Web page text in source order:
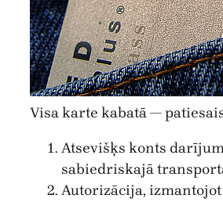
Visa karte kabatā —
Atsevišķs konts
sabiedriskajā
Autorizācija,